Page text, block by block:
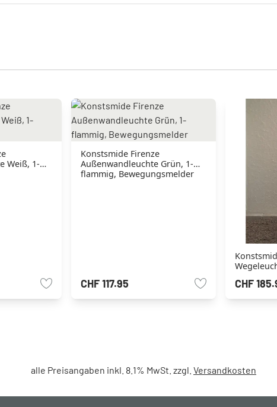
Weiß, 1-
Konstsmide Firenze
Außenwandleuchte Grün, 1-
flammig, Bewegungsmelder
CHF 117.95 CHF
alle Preisangaben inkl. 8.1% MwSt. zzgl. Versandkosten